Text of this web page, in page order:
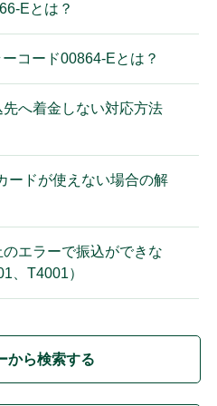
Eとは？
コード00864-Eとは？
先へ着金しない対応方法
ードが使えない場合の解
のエラーで振込ができな
、T4001）
から検索する